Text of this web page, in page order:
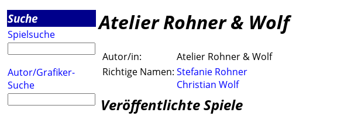
Suche
Spielsuche
Autor/Grafiker-
Suche
Atelier Rohner & Wolf
Autor/in:
Atelier Rohner & Wolf
Richtige Namen: Stefanie Rohner
Christian Wolf
Veröffentlichte Spiele